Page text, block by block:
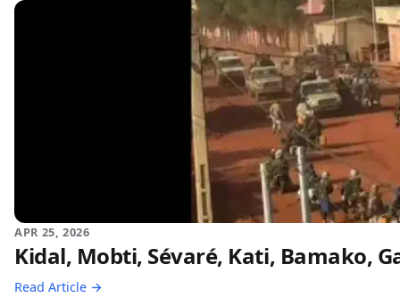
APR 25, 2026
Kidal, Mobti, Sévaré, Kati, Bamako,
Read Article →